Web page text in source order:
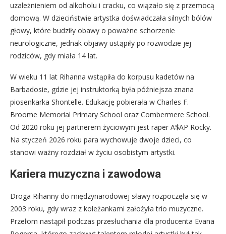
uzależnieniem od alkoholu i cracku, co wiązało się z przemocą
domową. W dzieciństwie artystka doświadczała silnych bólów
głowy, które budziły obawy o poważne schorzenie
neurologiczne, jednak objawy ustąpiły po rozwodzie jej
rodziców, gdy miała 14 lat.
W wieku 11 lat Rihanna wstąpiła do korpusu kadetów na
Barbadosie, gdzie jej instruktorką była późniejsza znana
piosenkarka Shontelle. Edukację pobierała w Charles F.
Broome Memorial Primary School oraz Combermere School.
Od 2020 roku jej partnerem życiowym jest raper A$AP Rocky.
Na styczeń 2026 roku para wychowuje dwoje dzieci, co
stanowi ważny rozdział w życiu osobistym artystki.
Kariera muzyczna i zawodowa
Droga Rihanny do międzynarodowej sławy rozpoczęła się w
2003 roku, gdy wraz z koleżankami założyła trio muzyczne.
Przełom nastąpił podczas przesłuchania dla producenta Evana